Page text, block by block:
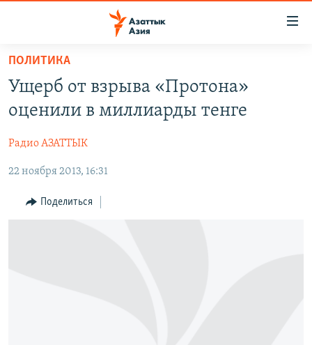
Вернуться
основному
содержанию
навигации
Вернутся
ЦЕНТРАЛЬНАЯ АЗИЯ
КАЗАХСТАН
УЗБЕКИСТАН
ТАДЖИКИСТАН
НОВОСТИ
НА ДРУГИХ ЯЗЫКАХ
ҚАЗАҚША
КЫРГЫЗЧА
ПОЛИТИКА
Ущерб от взрыва «Протона»
оценили в миллиарды тенге
Радио АЗАТТЫК
22 ноября 2013, 16:31
Поделиться